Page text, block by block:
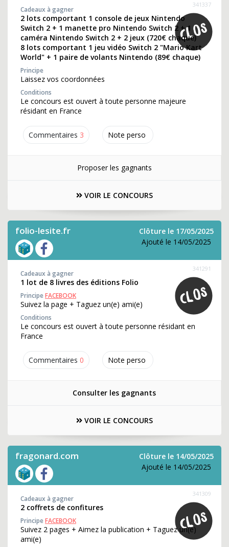
Commentaires 3 Note perso
341337
Cadeaux à gagner
2 lots comportant 1 console de jeux Nintendo
Switch 2 + 1 manette pro Nintendo Switch 2 + 1
caméra Nintendo Switch 2 + 2 jeux (720€ chaque)
8 lots comportant 1 jeu vidéo Switch 2 "Mario Kart
World" + 1 paire de volants Nintendo (89€ chaque)
Principe
Laissez vos coordonnées
Conditions
Le concours est ouvert à toute personne majeure
résidant en France
Proposer les gagnants
VOIR LE CONCOURS
folio-lesite.fr
Clôture le 17/05/2025
Ajouté le 14/05/2025
Commentaires 0 Note perso
341291
Cadeaux à gagner
1 lot de 8 livres des éditions Folio
PrincipeFACEBOOK
Suivez la page + Taguez un(e) ami(e)
Conditions
Le concours est ouvert à toute personne résidant en
France
Consulter les gagnants
VOIR LE CONCOURS
fragonard.com
Clôture le 14/05/2025
Ajouté le 14/05/2025
341309
Cadeaux à gagner
2 coffrets de confitures
PrincipeFACEBOOK
Suivez 2 pages + Aimez la publication + Taguez un(e)
ami(e)